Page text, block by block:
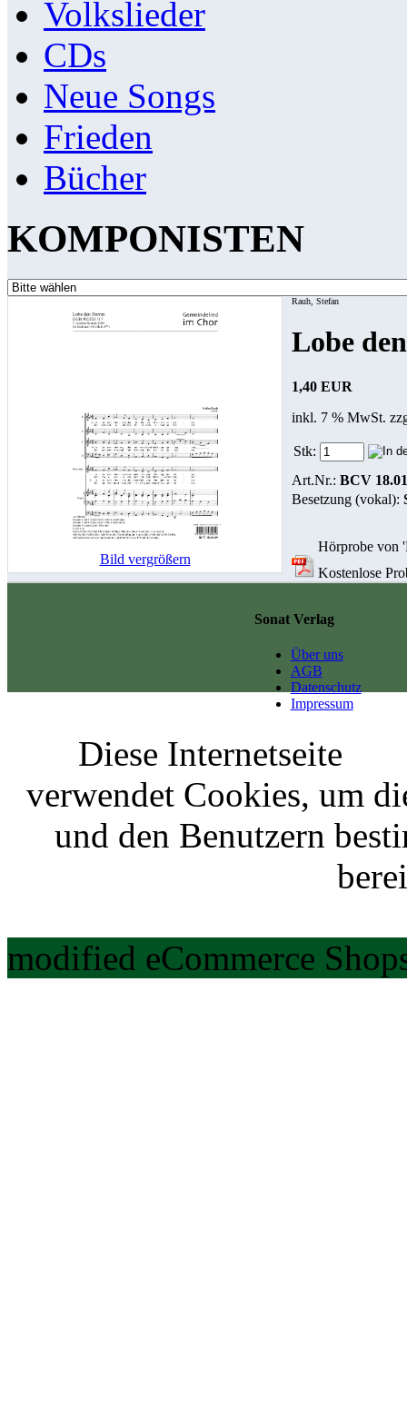
Volkslieder
CDs
Neue Songs
Frieden
Bücher
KOMPONISTEN
Bild vergrößern
Rauh, Stefan
Lobe
1,40 EUR
inkl. 7 % MwSt.
Stk:
Art.Nr.: BCV
Besetzung (vokal):
Hörprobe von
Kostenlose
Sonat Verlag
Über uns
AGB
Datenschutz
Impressum
Diese Internetseite
verwendet Cookies, um
und den Benutzern
modified eCommerce